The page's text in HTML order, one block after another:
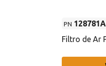
PN
Filtro de Ar